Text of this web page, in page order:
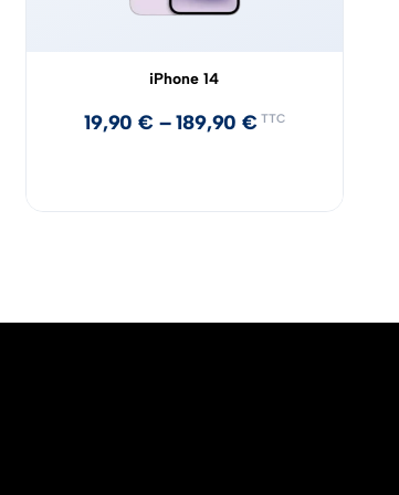
iPhone 14
19,90€ –189,90€ TTC